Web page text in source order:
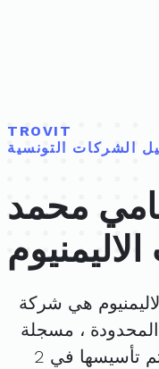
TROVIT
الشركات التونسية
محمد
هي شركة
، مسجلة
. تم تأسيسها في 2